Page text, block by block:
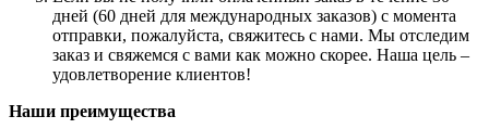
дней (60 дней для международных заказов) с момента
отправки, пожалуйста, свяжитесь с нами. Мы отследим
заказ и свяжемся с вами как можно скорее. Наша цель –
удовлетворение клиентов!
Наши преимущества